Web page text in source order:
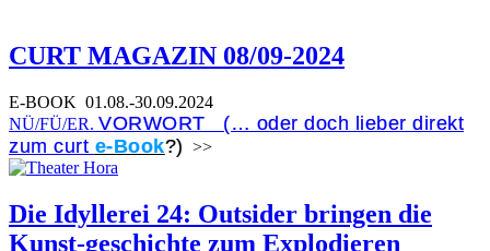
CURT MAGAZIN 08/09-2024
E-BOOK 01.08.-30.09.2024
NÜ/FÜ/ER. VORWORT (… oder doch lieber direkt
zum curt e-Book?) >>
Die Idyllerei 24: Outsider bringen die
Kunst-geschichte zum Explodieren